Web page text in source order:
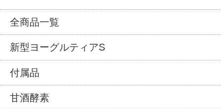
全商品一覧
新型ヨーグルティアS
付属品
甘酒酵素